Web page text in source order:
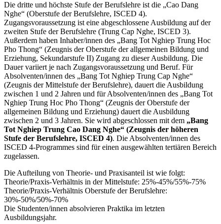
Die dritte und höchste Stufe der Berufslehre ist die „Cao Dang
Nghe“ (Oberstufe der Berufslehre, ISCED 4).
Zugangsvoraussetzung ist eine abgeschlossene Ausbildung auf der
zweiten Stufe der Berufslehre (Trung Cap Nghe, ISCED 3).
Außerdem haben Inhaber/innen des „Bang Tot Nghiep Trung Hoc
Pho Thong“ (Zeugnis der Oberstufe der allgemeinen Bildung und
Erziehung, Sekundarstufe II) Zugang zu dieser Ausbildung. Die
Dauer variiert je nach Zugangsvoraussetzung und Beruf. Für
Absolventen/innen des „Bang Tot Nghiep Trung Cap Nghe“
(Zeugnis der Mittelstufe der Berufslehre), dauert die Ausbildung
zwischen 1 und 2 Jahren und für Absolventen/innen des „Bang Tot
Nghiep Trung Hoc Pho Thong“ (Zeugnis der Oberstufe der
allgemeinen Bildung und Erziehung) dauert die Ausbildung
zwischen 2 und 3 Jahren. Sie wird abgeschlossen mit dem „Bang
Tot Nghiep Trung Cao Dang Nghe“ (Zeugnis der höheren
Stufe der Berufslehre, ISCED 4). Die Absolventen/innen des
ISCED 4-Programmes sind für einen ausgewählten tertiären Bereich
zugelassen.
Die Aufteilung von Theorie- und Praxisanteil ist wie folgt:
Theorie/Praxis-Verhältnis in der Mittelstufe: 25%-45%/55%-75%
Theorie/Praxis-Verhältnis Oberstufe der Berufslehre:
30%-50%/50%-70%
Die Studenten/innen absolvieren Praktika im letzten
Ausbildungsjahr.